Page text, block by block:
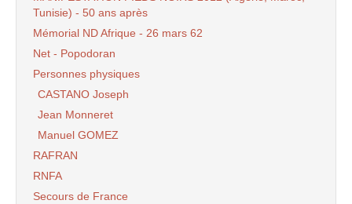
Tunisie) - 50 ans après
Mémorial ND Afrique - 26 mars 62
Net - Popodoran
Personnes physiques
CASTANO Joseph
Jean Monneret
Manuel GOMEZ
RAFRAN
RNFA
Secours de France